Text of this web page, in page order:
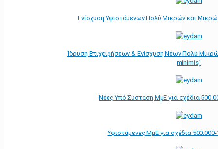
Ενίσχυση Υφιστάμενων Πολύ Μικρών και
Ίδρυση Επιχειρήσεων & Ενίσχυση Νέων Πολύ
minimis)
Νέες Υπό Σύσταση ΜμΕ για σχέδια
Υφιστάμενες ΜμΕ για σχέδια